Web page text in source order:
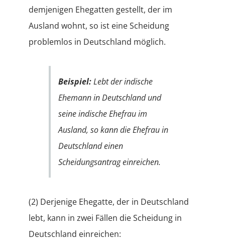
demjenigen Ehegatten gestellt, der im
Ausland wohnt, so ist eine Scheidung
problemlos in Deutschland möglich.
Beispiel:Lebt der indische
Ehemann in Deutschland und
seine indische Ehefrau im
Ausland, so kann die Ehefrau in
Deutschland einen
Scheidungsantrag einreichen.
(2) Derjenige Ehegatte, der in Deutschland
lebt, kann in zwei Fällen die Scheidung in
Deutschland einreichen: